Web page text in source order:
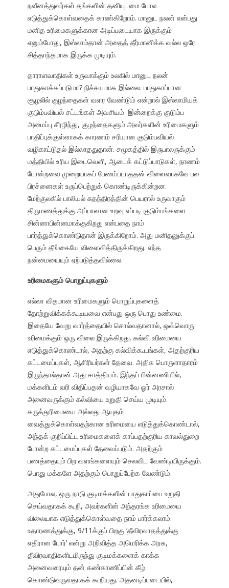
நவீனத்துவர்கள் தங்களின் தனியுடமை போல
எடுத்துக்கொள்வதைக் காண்கிறோம். மானுட நலன் என்பது
மனித உரிமைகளுக்கான அடிப்படையாக இருக்கும்
எனும்போது, இஸ்லாம்தான் அதைத் தீர்மானிக்க வல்ல ஒரே
சித்தாந்தமாக இருக்க முடியும்.
தாராளவாதிகள் உருவாக்கும் உலகில் மானுட நலன்
பாதுகாக்கப்படுமா? நிச்சயமாக இல்லை. பாதுகாப்பான
சூழலில் குழந்தைகள் வளர வேண்டும் என்றால் இஸ்லாமியக்
குடும்பவியல் சட்டங்கள் அவசியம். இன்றைக்கு குடும்ப
அமைப்பு சீரழிந்து, குழந்தைகளும் அவர்களின் உரிமைகளும்
பாதிப்புக்குள்ளாகக் காரணம் சரியான குடும்பவியல்
வழிகாட்டுதல் இல்லாததுதான். சமூகத்தில் இருபாலருக்கும்
மத்தியில் உரிய இடைவெளி, ஆடைக் கட்டுப்பாடுகள், நாணம்
போன்றவை முறையாகப் பேணப்படாததன் விளைவாகவே பல
பிரச்னைகள் உருப்பெற்றுக் கொண்டிருக்கின்றன.
மேற்குலகில் பாலியல் சுதந்திரத்தின் பெயரால் உருவாகும்
திருமணத்துக்கு அப்பாலான உறவு எப்படி குடும்பங்களை
சின்னாபின்னமாக்குகிறது என்பதை நாம்
பார்த்துக்கொண்டுதான் இருக்கிறோம். அது மனிதனுக்குப்
பெரும் தீங்கையே விளைவித்திருக்கிறது. எந்த
நன்மையையும் ஏற்படுத்தவில்லை.
உரிமைகளும் பொறுப்புகளும்
எல்லா விதமான உரிமைகளும் பொறுப்புகளைத்
தோற்றுவிக்கக்கூடியவை என்பது ஒரு பொது உண்மை.
இதையே வேறு வார்த்தையில் சொல்வதானால், ஒவ்வொரு
உரிமைக்கும் ஒரு விலை இருக்கிறது. கல்வி உரிமையை
எடுத்துக்கொண்டால், அதற்கு கல்விக்கூடங்கள், அதற்குரிய
கட்டமைப்புகள், ஆசிரியர்கள் தேவை. அதிக பொருளாதாரம்
இருந்தால்தான் அது சாத்தியம். இந்தப் பின்னணியில்,
மக்களிடம் வரி விதிப்பதன் வழியாகவே ஓர் அரசால்
அனைவருக்கும் கல்வியை உறுதி செய்ய முடியும்.
கருத்துரிமையை அல்லது ஆயுதம்
வைத்துக்கொள்வதற்கான உரிமையை எடுத்துக்கொண்டால்,
அந்தக் குறிப்பிட்ட உரிமைகளைக் காப்பதற்குரிய காவல்துறை
போன்ற கட்டமைப்புகள் தேவைப்படும். அதற்கும்
பணத்தையும் பிற வளங்களையும் செலவிட வேண்டியிருக்கும்.
பொது மக்களே அதற்கும் பொறுப்பேற்க வேண்டும்.
அதுபோல, ஒரு நாடு குடிமக்களின் பாதுகாப்பை உறுதி
செய்வதாகக் கூறி, அவர்களின் அந்தரங்க உரிமையை
விலையாக எடுத்துக்கொள்வதை நாம் பார்க்கலாம்.
உதாரணத்துக்கு, 9/11க்குப் பிறகு ‘தீவிரவாதத்துக்கு
எதிரான போர்’ என்று அறிவித்த அமெரிக்க அரசு,
தீவிரவாதிகளிடமிருந்து குடிமக்களைக் காக்க
அனைவரையும் தன் கண்காணிப்பின் கீழ்
கொண்டுவருவதாகக் கூறியது. அதனடிப்படையில்,